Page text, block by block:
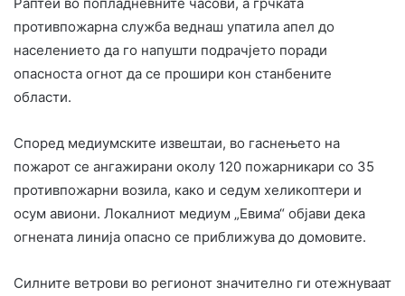
противпожарна служба веднаш упатила апел до
населението да го напушти подрачјето поради
опасноста огнот да се прошири кон станбените
области.
Според медиумските извештаи, во гаснењето на
пожарот се ангажирани околу 120 пожарникари со 35
противпожарни возила, како и седум хеликоптери и
осум авиони. Локалниот медиум „Евима“ објави дека
огнената линија опасно се приближува до домовите.
Силните ветрови во регионот значително ги отежнуваат